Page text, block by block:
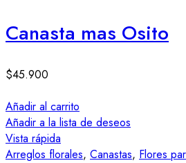
Canasta mas Osito
$45.900
Añadir al carrito
Añadir a la lista de deseos
Vista rápida
Arreglos florales, Canastas, Flores